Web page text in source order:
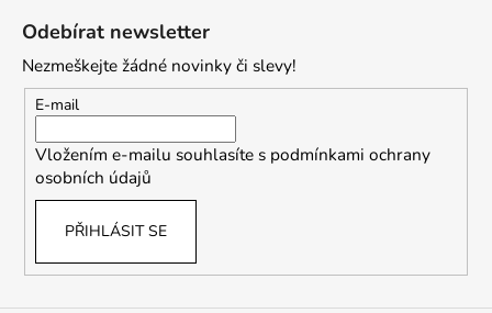
Odebírat newsletter
Nezmeškejte žádné novinky či slevy!
E-mail
Vložením e-mailu souhlasíte s podmínkami ochrany
osobních údajů
PŘIHLÁSIT SE